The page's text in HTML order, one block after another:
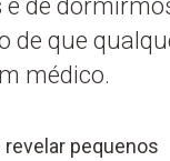
de
de que
médico.
revelar pequenos